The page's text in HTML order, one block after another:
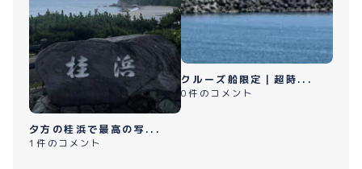
夕方の桂浜で最高の写...
1件のコメント
クルーズ船限定｜超時...
0件のコメント